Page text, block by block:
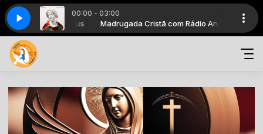
00:00 - 03:00
Rádio Angelus Madrugada Cristã com Rádio Angelus
Projeto IAM_mixagem
Angelus Amanhecer com Rádio Angelus